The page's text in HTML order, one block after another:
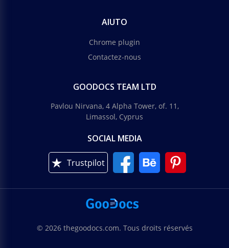
AIUTO
Chrome plugin
Contactez-nous
GOODOCS TEAM LTD
Pavlou Nirvana, 4 Alpha Tower, of. 11,
Limassol, Cyprus
SOCIAL MEDIA
Trustpilot
© 2026 thegoodocs.com. Tous droits réservés